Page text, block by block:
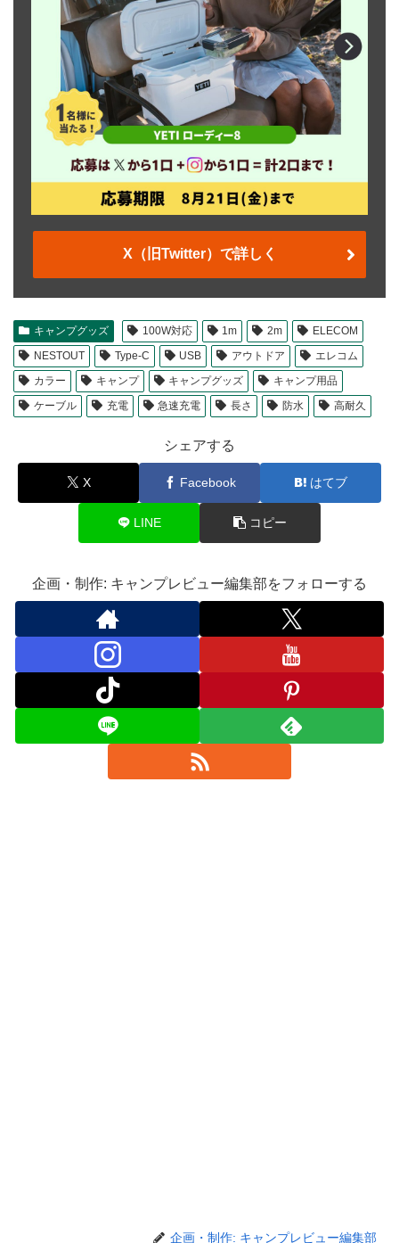
X（旧Twitter）で詳しく
キャンプグッズ 100W対応 1m 2m
ELECOM
NESTOUT
Type-C USB アウトドア
エレコム
カラー
キャンプ キャンプグッズ
キャンプ用品
ケーブル
充電 急速充電 長さ 防水 高耐久
シェアする
X Facebook はてブ
LINE コピー
企画・制作: キャンプレビュー編集部をフォローする
企画・制作: キャンプレビュー編集部